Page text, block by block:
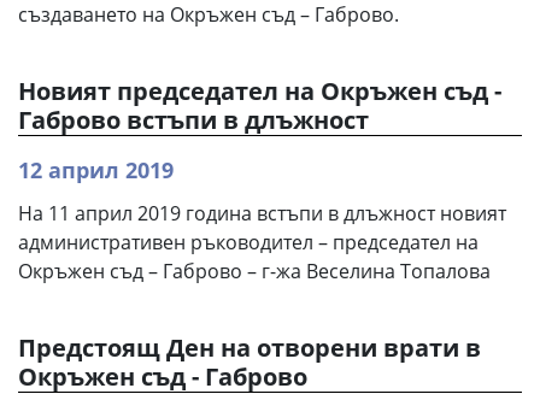
създаването на Окръжен съд – Габрово.
Новият председател на Окръжен съд -
Габрово встъпи в длъжност
12 април 2019
На 11 април 2019 година встъпи в длъжност новият
административен ръководител – председател на
Окръжен съд – Габрово – г-жа Веселина Топалова
Предстоящ Ден на отворени врати в
Окръжен съд - Габрово